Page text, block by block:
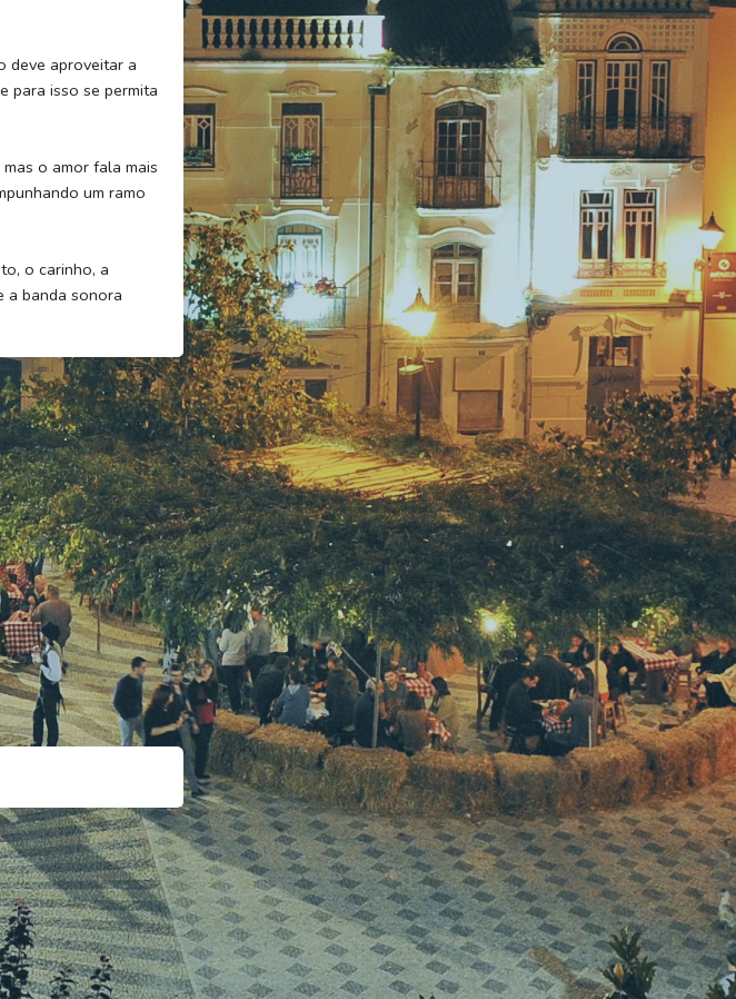
deve aproveitar a
para isso se permita
o amor fala mais
um ramo
o carinho, a
a banda sonora